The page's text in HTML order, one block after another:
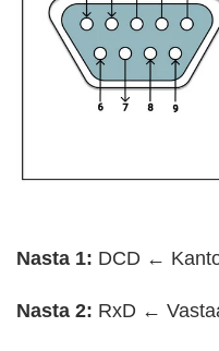
Nasta 1: DCD ←
Nasta 2: RxD ←